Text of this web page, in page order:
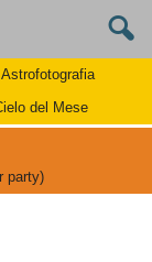
Astrofotografia
del Mese
party)